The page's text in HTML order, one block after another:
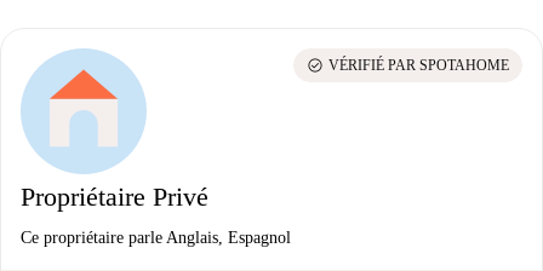
Propriétaire Privé
Ce propriétaire parle Anglais, Espagnol
check_circle VÉRIFIÉ PAR SPOTAHOME